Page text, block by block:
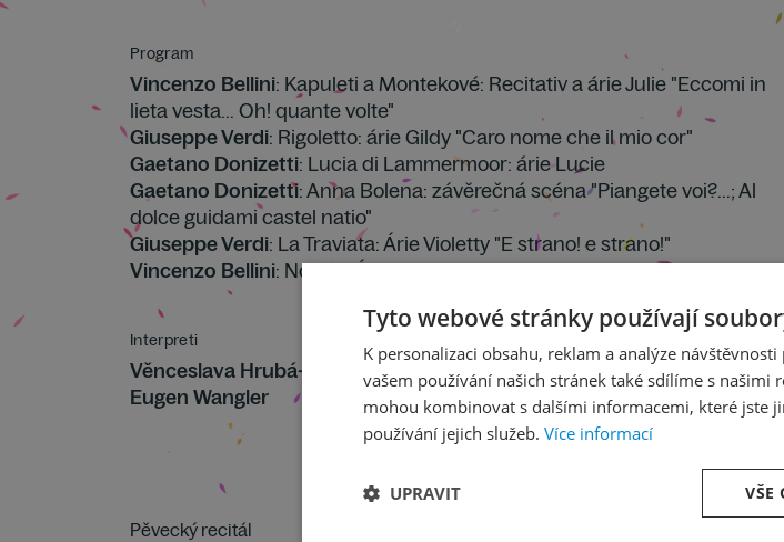
Program
Vincenzo Bellini: Kapuleti a Montekové: Recitativ a árie Julie "Eccomi in
lieta vesta... Oh! quante volte"
Giuseppe Verdi: Rigoletto: árie Gildy "Caro nome che il mio cor"
Gaetano Donizetti: Lucia di Lammermoor: árie Lucie
Gaetano Donizetti: Anna Bolena: závěrečná scéna "Piangete voi?...; Al
dolce guidami castel natio"
Giuseppe Verdi: La Traviata: Árie Violetty "E strano! e strano!"
Vincenzo Bellini: Norma: Árie Nory "Casta diva che inargenti"
Interpreti
Věnceslava Hrubá-Freiberger
Eugen Wangler
Pěvecký recitál
Tyto webové stránky používají
K personalizaci obsahu, reklam a analýze
vašem používání našich stránek také sdílíme s
mohou kombinovat s dalšími informacemi, které jste
používání jejich služeb. Více informací
VŠE
UPRAVIT